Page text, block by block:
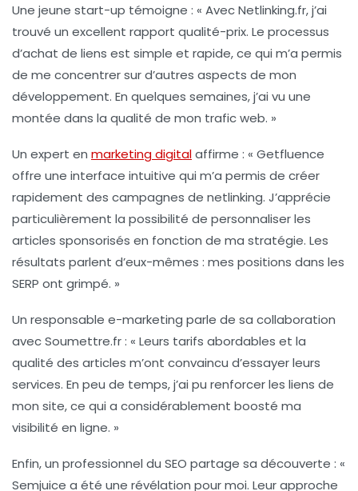
Une jeune start-up témoigne : « Avec Netlinking.fr, j’ai
trouvé un excellent rapport qualité-prix. Le processus
d’achat de liens est simple et rapide, ce qui m’a permis
de me concentrer sur d’autres aspects de mon
développement. En quelques semaines, j’ai vu une
montée dans la qualité de mon trafic web. »
Un expert en marketing digitalaffirme : « Getfluence
offre une interface intuitive qui m’a permis de créer
rapidement des campagnes de netlinking. J’apprécie
particulièrement la possibilité de personnaliser les
articles sponsorisés en fonction de ma stratégie. Les
résultats parlent d’eux-mêmes : mes positions dans les
SERP ont grimpé. »
Un responsable e-marketing parle de sa collaboration
avec Soumettre.fr : « Leurs tarifs abordables et la
qualité des articles m’ont convaincu d’essayer leurs
services. En peu de temps, j’ai pu renforcer les liens de
mon site, ce qui a considérablement boosté ma
visibilité en ligne. »
Enfin, un professionnel du SEO partage sa découverte : «
Semjuice a été une révélation pour moi. Leur approche